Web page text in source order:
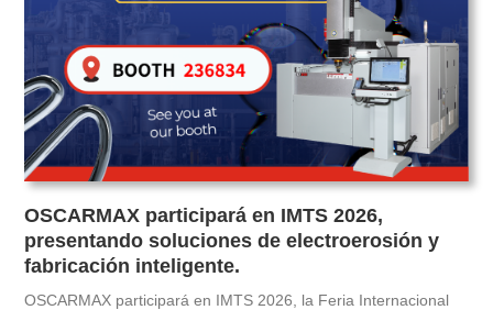
OSCARMAX participará en IMTS 2026,
presentando soluciones de electroerosión y
fabricación inteligente.
OSCARMAX participará en IMTS 2026, la Feria Internacional